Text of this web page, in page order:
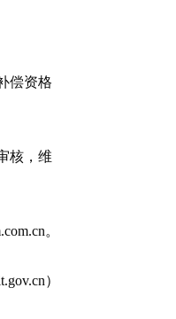
偿资格
核，维
。
）